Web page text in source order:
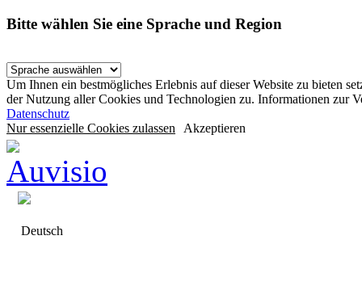
Bitte wählen Sie eine Sprache und Region
Um Ihnen ein bestmögliches Erlebnis auf dieser Website zu bieten
der Nutzung aller Cookies und Technologien zu. Informationen zur
Datenschutz
Nur essenzielle Cookies zulassen Akzeptieren
Deutsch